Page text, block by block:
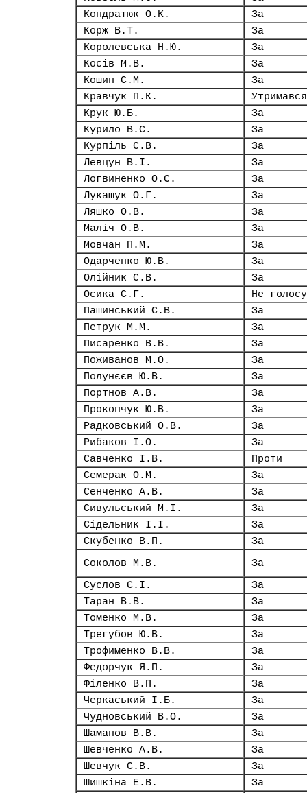
Кондратюк О.К.
За
Корж В.Т.
За
Королевська Н.Ю.
За
Косів М.В.
За
Кошин С.М.
За
Кравчук П.К.
Утримався
Крук Ю.Б.
За
Курило В.С.
За
Курпіль С.В.
За
Левцун В.І.
За
Логвиненко О.С.
За
Лукашук О.Г.
За
Ляшко О.В.
За
Маліч О.В.
За
Мовчан П.М.
За
Одарченко Ю.В.
За
Олійник С.В.
За
Осика С.Г.
Не
Пашинський С.В.
За
Петрук М.М.
За
Писаренко В.В.
За
Поживанов М.О.
За
Полунєєв Ю.В.
За
Портнов А.В.
За
Прокопчук Ю.В.
За
Радковський О.В.
За
Рибаков І.О.
За
Савченко І.В.
Проти
Семерак О.М.
За
Сенченко А.В.
За
Сивульський М.І.
За
Сідельник І.І.
За
Скубенко В.П.
За
Соколов М.В.
За
Суслов Є.І.
За
Таран В.В.
За
Томенко М.В.
За
Трегубов Ю.В.
За
Трофименко В.В.
За
Федорчук Я.П.
За
Філенко В.П.
За
Черкаський І.Б.
За
Чудновський В.О.
За
Шаманов В.В.
За
Шевченко А.В.
За
Шевчук С.В.
За
Шишкіна Е.В.
За